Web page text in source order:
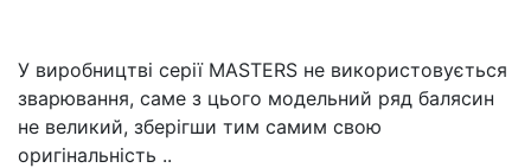
У виробництві серії MASTERS не використовується
зварювання, саме з цього модельний ряд балясин
не великий, зберігши тим самим свою
оригінальність ..